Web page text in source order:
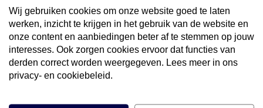
€35,- korting op je
volgende vakantie
Meld je aan voor onze nieuwsbrief
Wij gebruiken cookies om onze website goed te laten
werken, inzicht te krijgen in het gebruik van de website en
onze content en aanbiedingen beter af te stemmen op jouw
interesses. Ook zorgen cookies ervoor dat functies van
derden correct worden weergegeven. Lees meer in ons
privacy- en cookiebeleid.